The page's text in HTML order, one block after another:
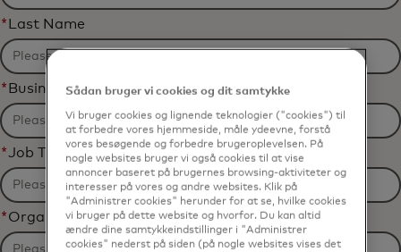
* Last Name
* Business Email Address
*Job Title
*Organization Name
Sådan bruger vi cookies og dit samtykke
Vi bruger cookies og lignende teknologier ("cookies") til
at forbedre vores hjemmeside, måle ydeevne, forstå
vores besøgende og forbedre brugeroplevelsen. På
nogle websites bruger vi også cookies til at vise
annoncer baseret på brugernes browsing-aktiviteter og
interesser på vores og andre websites. Klik på
"Administrer cookies" herunder for at se, hvilke cookies
vi bruger på dette website og hvorfor. Du kan altid
ændre dine samtykkeindstillinger i "Administrer
cookies" nederst på siden (på nogle websites vises det